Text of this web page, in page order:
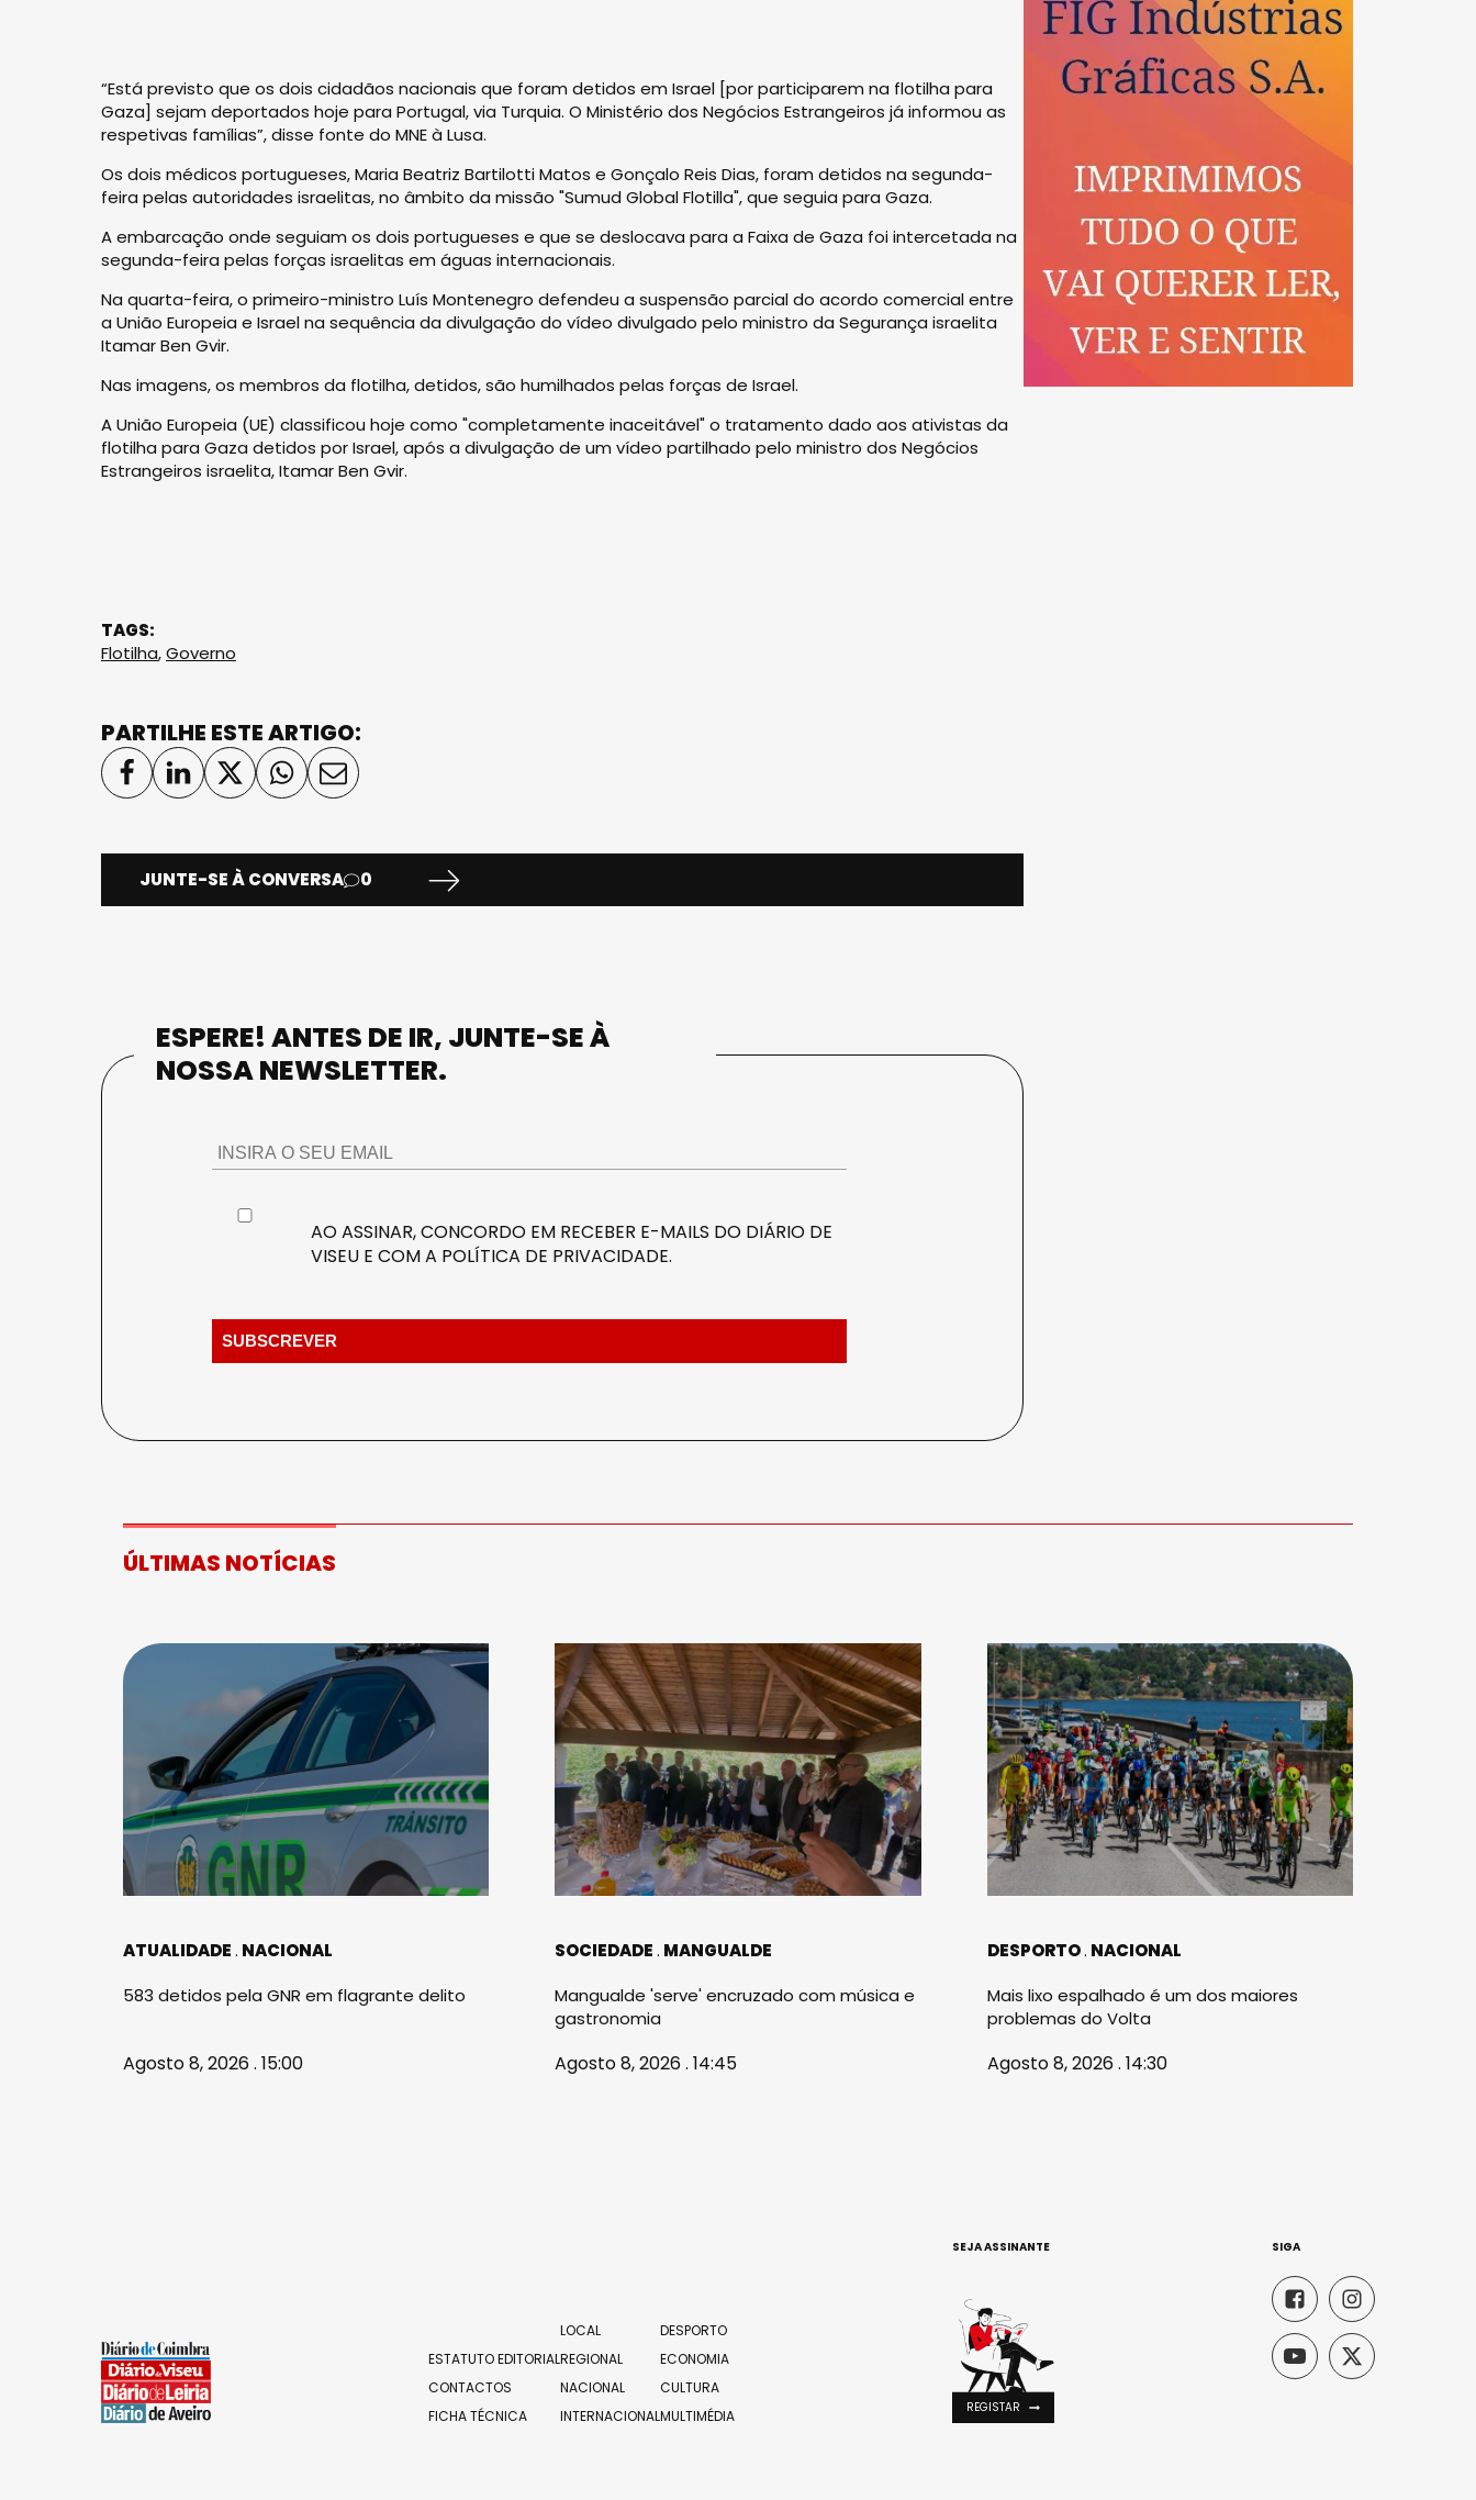
“Está previsto que os dois cidadãos nacionais que foram detidos em Israel [por participarem na flotilha para
Gaza] sejam deportados hoje para Portugal, via Turquia. O Ministério dos Negócios Estrangeiros já informou as
respetivas famílias”, disse fonte do MNE à Lusa.
Os dois médicos portugueses, Maria Beatriz Bartilotti Matos e Gonçalo Reis Dias, foram detidos na segunda-
feira pelas autoridades israelitas, no âmbito da missão "Sumud Global Flotilla", que seguia para Gaza.
A embarcação onde seguiam os dois portugueses e que se deslocava para a Faixa de Gaza foi intercetada na
segunda-feira pelas forças israelitas em águas internacionais.
Na quarta-feira, o primeiro-ministro Luís Montenegro defendeu a suspensão parcial do acordo comercial entre
a União Europeia e Israel na sequência da divulgação do vídeo divulgado pelo ministro da Segurança israelita
Itamar Ben Gvir.
Nas imagens, os membros da flotilha, detidos, são humilhados pelas forças de Israel.
A União Europeia (UE) classificou hoje como "completamente inaceitável" o tratamento dado aos ativistas da
flotilha para Gaza detidos por Israel, após a divulgação de um vídeo partilhado pelo ministro dos Negócios
Estrangeiros israelita, Itamar Ben Gvir.
TAGS:
Flotilha,Governo
PARTILHE ESTE ARTIGO:
JUNTE-SE À CONVERSA 0
ESPERE! ANTES DE IR, JUNTE-SE À
NOSSA NEWSLETTER.
AO ASSINAR, CONCORDO EM RECEBER E-MAILS DO DIÁRIO DE
VISEU E COM A POLÍTICA DE PRIVACIDADE.
ÚLTIMAS NOTÍCIAS
ATUALIDADE NACIONAL
583 detidos pela GNR em flagrante delito
Agosto 8, 2026 . 15:00
SOCIEDADE MANGUALDE
Mangualde 'serve' encruzado com música e
gastronomia
Agosto 8, 2026 . 14:45
DESPORTO NACIONAL
Mais lixo espalhado é um dos maiores
problemas do Volta
Agosto 8, 2026 . 14:30
ESTATUTO EDITORIAL
CONTACTOS
FICHA TÉCNICA
LOCAL
REGIONAL
NACIONAL
INTERNACIONAL
DESPORTO
ECONOMIA
CULTURA
MULTIMÉDIA
SEJA ASSINANTE
REGISTAR
SIGA